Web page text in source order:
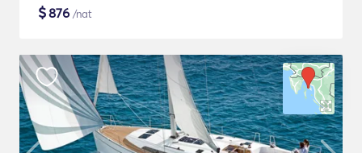
$876 /nat